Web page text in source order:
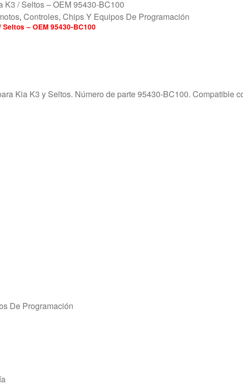
, Controles, Chips Y Equipos De Programación
– OEM 95430-BC100
Kia K3 y Seltos. Número de parte 95430-BC100. Compatible
De Programación